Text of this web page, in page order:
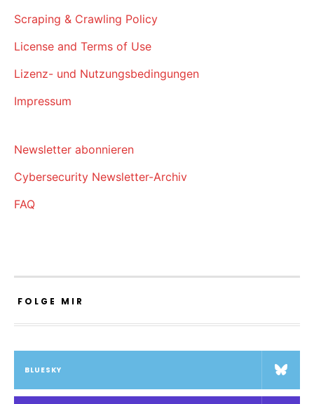
Scraping & Crawling Policy
License and Terms of Use
Lizenz- und Nutzungsbedingungen
Impressum
Newsletter abonnieren
Cybersecurity Newsletter-Archiv
FAQ
FOLGE MIR
BLUESKY